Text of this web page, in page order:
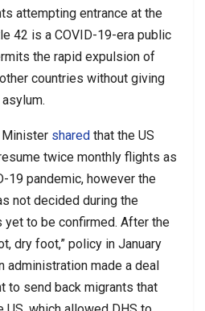
attempting entrance at the
42 is a COVID-19-era public
the rapid expulsion of
countries without giving
Minister shared that the US
twice monthly flights as
19 pandemic, however the
not decided during the
yet to be confirmed. After the
dry foot,” policy in January
administration made a deal
to send back migrants that